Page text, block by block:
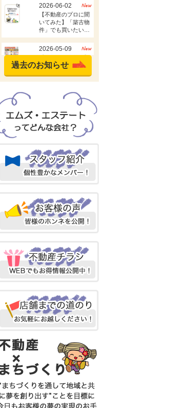
過去のお知らせ